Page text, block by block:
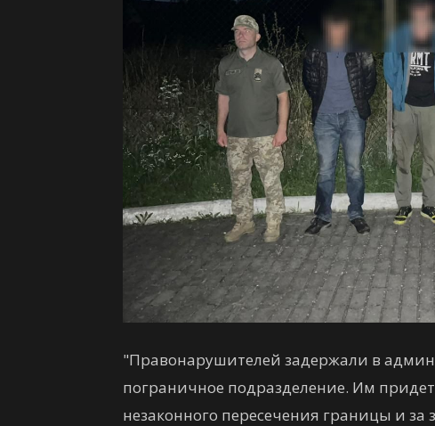
"Правонарушителей задержали в
пограничное подразделение. Им
незаконного пересечения границы и за